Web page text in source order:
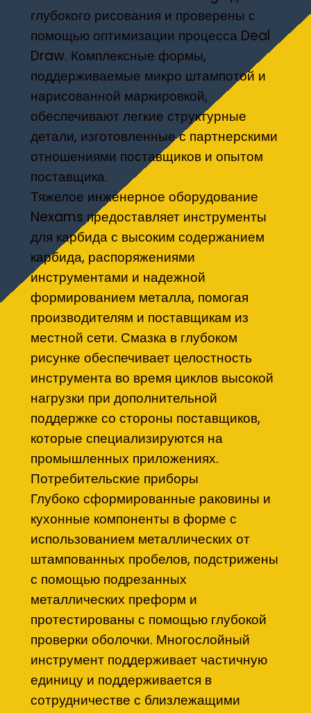
глубокого рисования и проверены с
помощью оптимизации процесса Deal
Draw. Комплексные формы,
поддерживаемые микро штампотой и
нарисованной маркировкой,
обеспечивают легкие структурные
детали, изготовленные с партнерскими
отношениями поставщиков и опытом
поставщика.
Тяжелое инженерное оборудование
Nexams предоставляет инструменты
для карбида с высоким содержанием
карбида, распоряжениями
инструментами и надежной
формированием металла, помогая
производителям и поставщикам из
местной сети. Смазка в глубоком
рисунке обеспечивает целостность
инструмента во время циклов высокой
нагрузки при дополнительной
поддержке со стороны поставщиков,
которые специализируются на
промышленных приложениях.
Потребительские приборы
Глубоко сформированные раковины и
кухонные компоненты в форме с
использованием металлических от
штампованных пробелов, подстрижены
с помощью подрезанных
металлических преформ и
протестированы с помощью глубокой
проверки оболочки. Многослойный
инструмент поддерживает частичную
единицу и поддерживается в
сотрудничестве с близлежащими